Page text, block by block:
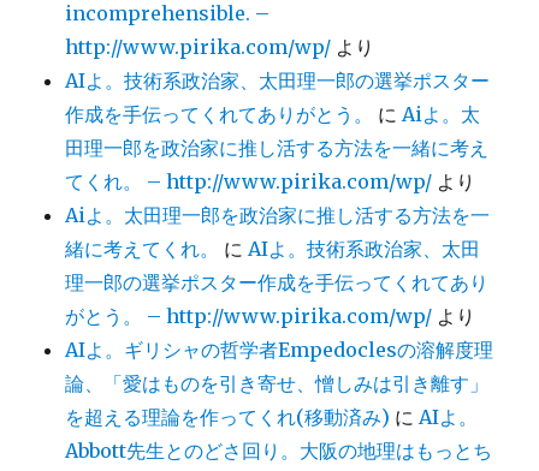
incomprehensible. –
http://www.pirika.com/wp/ より
AIよ。技術系政治家、太田理一郎の選挙ポスター
作成を手伝ってくれてありがとう。
にAiよ。太
田理一郎を政治家に推し活する方法を一緒に考え
てくれ。 – http://www.pirika.com/wp/ より
Aiよ。太田理一郎を政治家に推し活する方法を一
緒に考えてくれ。
にAIよ。技術系政治家、太田
理一郎の選挙ポスター作成を手伝ってくれてあり
がとう。 – http://www.pirika.com/wp/ より
AIよ。ギリシャの哲学者Empedoclesの溶解度理
論、「愛はものを引き寄せ、憎しみは引き離す」
を超える理論を作ってくれ(移動済み) にAIよ。
Abbott先生とのどさ回り。大阪の地理はもっとち